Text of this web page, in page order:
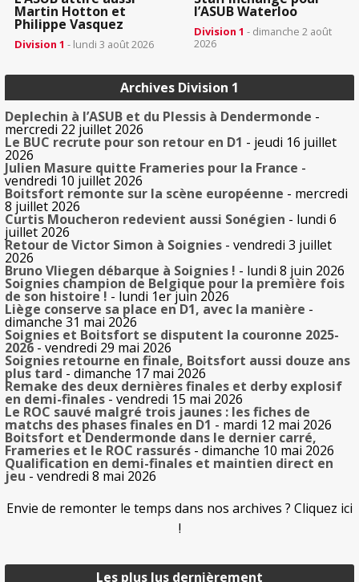
Martin Hotton et
Philippe Vasquez
Division 1 - lundi 3 août 2026
l’ASUB Waterloo
Division 1 - dimanche 2 août
2026
Les plus lus dernièrement
Archives Division 1
Deplechin à l’ASUB et du Plessis à Dendermonde -
mercredi 22 juillet 2026
Le BUC recrute pour son retour en D1 - jeudi 16 juillet
2026
Julien Masure quitte Frameries pour la France -
vendredi 10 juillet 2026
Boitsfort remonte sur la scène européenne - mercredi
8 juillet 2026
Curtis Moucheron redevient aussi Sonégien - lundi 6
juillet 2026
Retour de Victor Simon à Soignies - vendredi 3 juillet
2026
Bruno Vliegen débarque à Soignies ! - lundi 8 juin 2026
Soignies champion de Belgique pour la première fois
de son histoire ! - lundi 1er juin 2026
Liège conserve sa place en D1, avec la manière -
dimanche 31 mai 2026
Soignies et Boitsfort se disputent la couronne 2025-
2026 - vendredi 29 mai 2026
Soignies retourne en finale, Boitsfort aussi douze ans
plus tard - dimanche 17 mai 2026
Remake des deux dernières finales et derby explosif
en demi-finales - vendredi 15 mai 2026
Le ROC sauvé malgré trois jaunes : les fiches de
matchs des phases finales en D1 - mardi 12 mai 2026
Boitsfort et Dendermonde dans le dernier carré,
Frameries et le ROC rassurés - dimanche 10 mai 2026
Qualification en demi-finales et maintien direct en
jeu - vendredi 8 mai 2026
Envie de remonter le temps dans nos archives ? Cliquez ici
!